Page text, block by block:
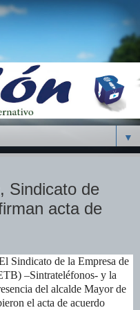
▼
Sindicato de
acta de
Sindicato de la Empresa de
–Sintrateléfonos- y la
del alcalde Mayor de
el acta de acuerdo